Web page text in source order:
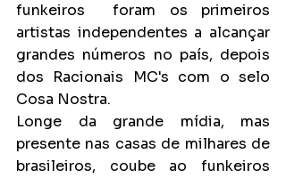
funkeiros  foram os primeiros
artistas independentes a alcançar
grandes números no país, depois
dos Racionais MC's com o selo
Cosa Nostra.
Longe da grande mídia, mas
presente nas casas de milhares de
brasileiros, coube ao funkeiros